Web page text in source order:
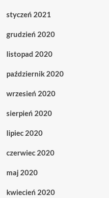
styczeń 2021
grudzień 2020
listopad 2020
październik 2020
wrzesień 2020
sierpień 2020
lipiec 2020
czerwiec 2020
maj 2020
kwiecień 2020